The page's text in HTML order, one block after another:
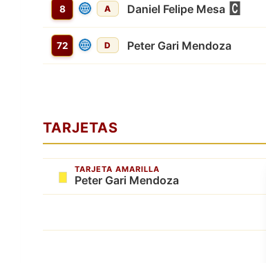
8 A Daniel Felipe Mesa
72 D Peter Gari Mendoza
TARJETAS
TARJETA AMARILLA
Peter Gari Mendoza